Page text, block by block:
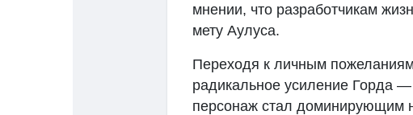
мнении, что разработчикам
мету Аулуса.
Переходя к личным
радикальное усиление Горда —
персонаж стал доминирующим